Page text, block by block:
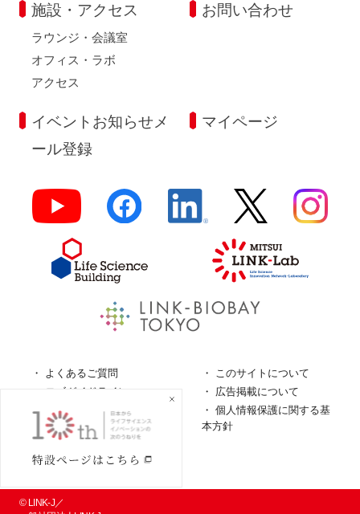
施設・アクセス
ラウンジ・会議室
オフィス・ラボ
アクセス
お問い合わせ
イベントお知らせメ
ール登録
マイページ
よくあるご質問
このサイトについて
ロゴガイドライン
広告掲載について
特定商取引法に基づく表
個人情報保護に関する基
本方針
© LINK-J／